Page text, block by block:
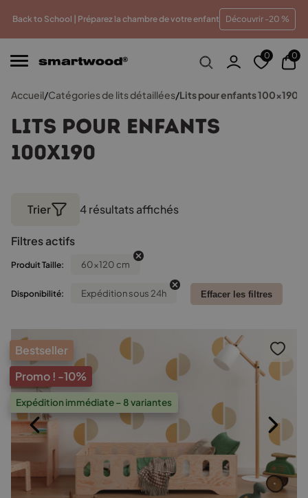
Back to School | Préparez la chambre de votre enfant Découvrir -20 %
prix Paiements en plusieurs fois sans frais
0 0
Accueil/Catégories de lits détaillées/Lits pour enfants 100x190
Lits pour enfants
100x190
Trier 4 résultats affichés
Filtres actifs
Produit Taille: 60x120 cm
Disponibilité: Expédition sous 24h Effacer les filtres
Bestseller
Promo ! -10%
Expédition immédiate – 8 variantes